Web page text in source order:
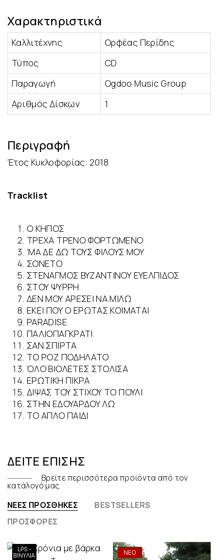
Χαρακτηριστικά
Καλλιτέχνης
Ορφέας Περίδης
Τύπος
CD
Παραγωγή
Ogdoo Music Group
Αριθμός Δίσκων
1
Περιγραφή
Έτος Κυκλοφορίας: 2018
Tracklist
Ο ΚΗΠΟΣ
ΤΡΕΧΑ ΤΡΕΝΟ ΦΟΡΤΩΜΕΝΟ
’ΜΑ ΔΕ ΔΩ ΤΟΥΣ ΦΙΛΟΥΣ ΜΟΥ
ΣΟΝΕΤΟ
ΣΤΕΝΑΓΜΟΣ ΒΥΖΑΝΤΙΝΟΥ ΕΥΕΛΠΙΔΟΣ
ΣΤΟΥ ΨΥΡΡΗ
ΔΕΝ ΜΟΥ ΑΡΕΣΕΙ ΝΑ ΜΙΛΩ
ΕΚΕΙ ΠΟΥ Ο ΕΡΩΤΑΣ ΚΟΙΜΑΤΑΙ
PARADISE
ΠΑΛΙΟΠΑΓΚΡΑΤΙ
ΣΑΝ ΣΠΙΡΤΑ
ΤΟ ΡΟΖ ΠΟΔΗΛΑΤΟ
ΌΛΟ ΒΙΟΛΕΤΕΣ ΣΤΟΛΙΣΑ
ΕΡΩΤΙΚΗ ΠΙΚΡΑ
ΔΙΨΑΣ ΤΟΥ ΣΤΙΧΟΥ ΤΟ ΠΟΥΛΙ
ΣΤΗΝ ΕΔΟΥΑΡΔΟΥ ΛΩ
ΤΟ ΑΠΛΟ ΠΑΙΔΙ
ΔΕΊΤΕ ΕΠΊΣΗΣ
Βρείτε περισσότερα προϊόντα από τον
κατάλογό μας
ΝΈΕΣ ΠΡΟΣΘΉΚΕΣ
BESTSELLERS
ΠΡΟΣΦΟΡΈΣ
ΝΕΟ
LPS -
ΒΙΝΎΛΙΑ ΝΕΟ